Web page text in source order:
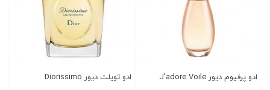
ادو پرفیوم دیور J'adore Voile ادو تویلت دیور Diorissimo